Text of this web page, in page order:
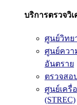
บริการตรวจวิ
ศูนย์วิทย
ศูนย์ควา
อันตราย
ตรวจส
ศูนย์เครื่
(STREC)